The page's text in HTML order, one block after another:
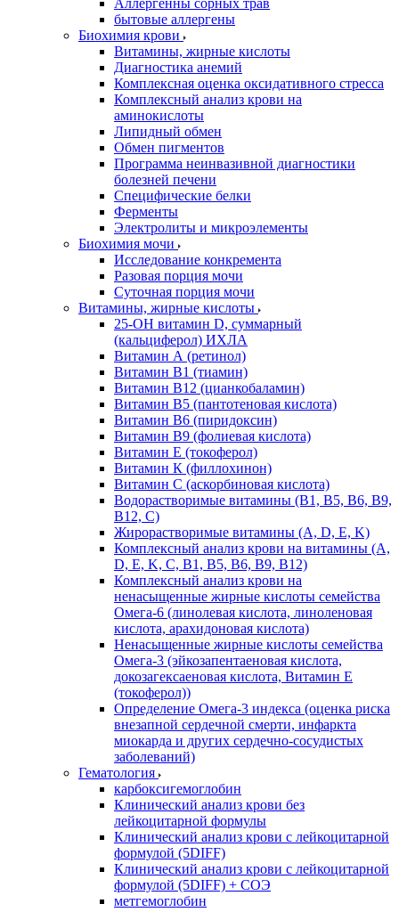
Аллергенны сорных трав
бытовые аллергены
Биохимия крови
Витамины, жирные кислоты
Диагностика анемий
Комплексная оценка оксидативного стресса
Комплексный анализ крови на
аминокислоты
Липидный обмен
Обмен пигментов
Программа неинвазивной диагностики
болезней печени
Специфические белки
Ферменты
Электролиты и микроэлементы
Биохимия мочи
Исследование конкремента
Разовая порция мочи
Суточная порция мочи
Витамины, жирные кислоты
25-OH витамин D, суммарный
(кальциферол) ИХЛА
Витамин А (ретинол)
Витамин В1 (тиамин)
Витамин В12 (цианкобаламин)
Витамин В5 (пантотеновая кислота)
Витамин В6 (пиридоксин)
Витамин В9 (фолиевая кислота)
Витамин Е (токоферол)
Витамин К (филлохинон)
Витамин С (аскорбиновая кислота)
Водорастворимые витамины (B1, B5, B6, В9,
В12, С)
Жирорастворимые витамины (A, D, E, K)
Комплексный анализ крови на витамины (A,
D, E, K, C, B1, B5, B6, В9, B12)
Комплексный анализ крови на
ненасыщенные жирные кислоты семейства
Омега-6 (линолевая кислота, линоленовая
кислота, арахидоновая кислота)
Ненасыщенные жирные кислоты семейства
Омега-3 (эйкозапентаеновая кислота,
докозагексаеновая кислота, Витамин E
(токоферол))
Определение Омега-3 индекса (оценка риска
внезапной сердечной смерти, инфаркта
миокарда и других сердечно-сосудистых
заболеваний)
Гематология
карбоксигемоглобин
Клинический анализ крови без
лейкоцитарной формулы
Клинический анализ крови с лейкоцитарной
формулой (5DIFF)
Клинический анализ крови с лейкоцитарной
формулой (5DIFF) + СОЭ
метгемоглобин